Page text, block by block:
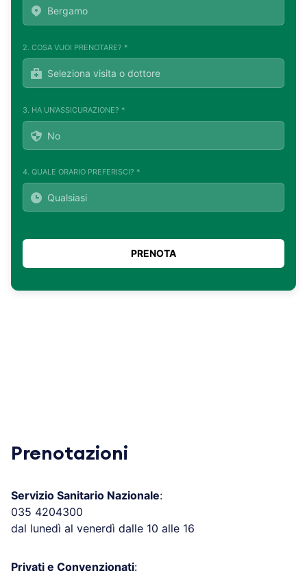
2. COSA VUOI PRENOTARE? *
3. HA UN'ASSICURAZIONE? *
4. QUALE ORARIO PREFERISCI? *
Prenotazioni
Servizio Sanitario Nazionale:
035 4204300
dal lunedì al venerdì dalle 10 alle 16
Privati e Convenzionati: